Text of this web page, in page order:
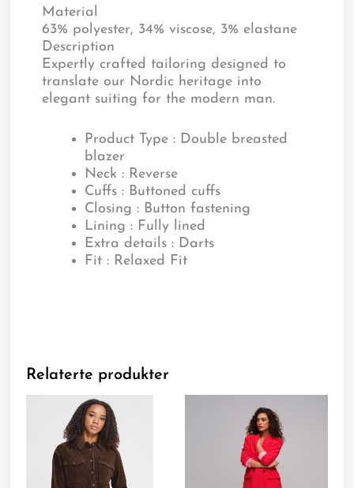
Material
63% polyester, 34% viscose, 3% elastane
Description
Expertly crafted tailoring designed to
translate our Nordic heritage into
elegant suiting for the modern man.
Product Type : Double breasted
blazer
Neck : Reverse
Cuffs : Buttoned cuffs
Closing : Button fastening
Lining : Fully lined
Extra details : Darts
Fit : Relaxed Fit
Relaterte produkter